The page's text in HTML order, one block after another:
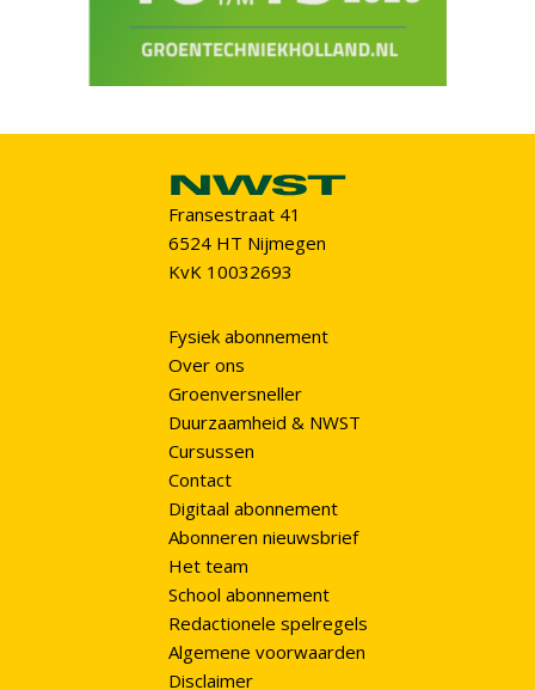
Fransestraat 41
6524 HT Nijmegen
KvK 10032693
Fysiek abonnement
Over ons
Groenversneller
Duurzaamheid & NWST
Cursussen
Contact
Digitaal abonnement
Abonneren nieuwsbrief
Het team
School abonnement
Redactionele spelregels
Algemene voorwaarden
Disclaimer